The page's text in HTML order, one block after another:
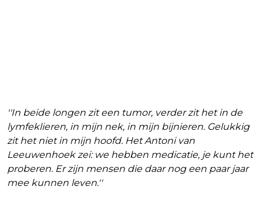
''In beide longen zit een tumor, verder zit het in de
lymfeklieren, in mijn nek, in mijn bijnieren. Gelukkig
zit het niet in mijn hoofd. Het Antoni van
Leeuwenhoek zei: we hebben medicatie, je kunt het
proberen. Er zijn mensen die daar nog een paar jaar
mee kunnen leven.''